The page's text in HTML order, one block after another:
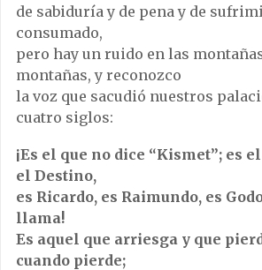
de sabiduría y de pena y de
consumado,
pero hay un ruido en las
montañas, y reconozco
la voz que sacudió nuestros
cuatro siglos:
¡Es el que no dice “Kismet”; es
el Destino,
es Ricardo, es Raimundo, es
llama!
Es aquel que arriesga y que
cuando pierde;